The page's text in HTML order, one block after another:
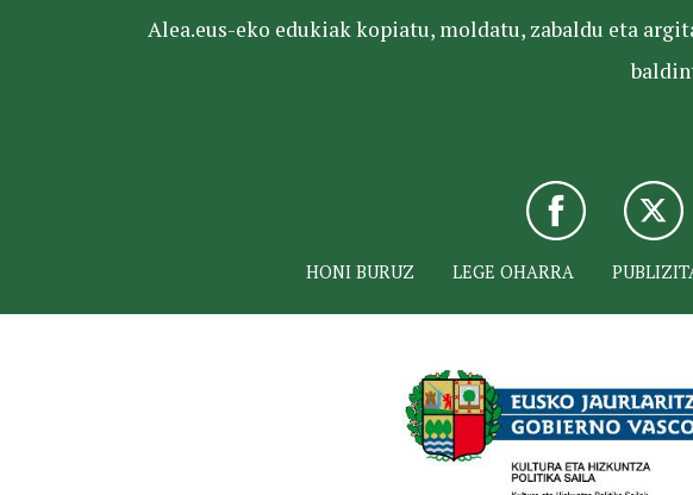
Alea.eus-eko edukiak kopiatu, moldatu, zabaldu eta
HONI BURUZ LEGE OHARRA